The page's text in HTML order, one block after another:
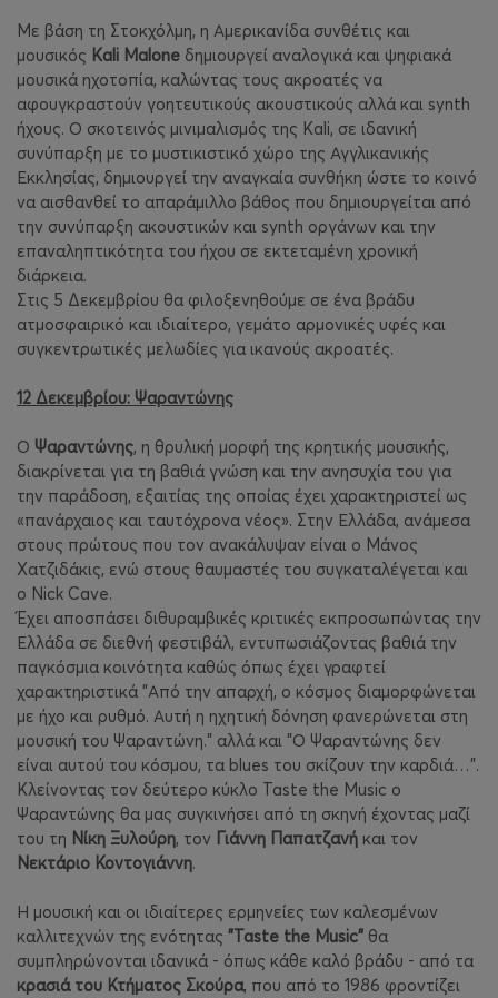
Με βάση τη Στοκχόλμη, η Αμερικανίδα συνθέτις και
μουσικός Kali Malone δημιουργεί αναλογικά και ψηφιακά
μουσικά ηχοτοπία, καλώντας τους ακροατές να
αφουγκραστούν γοητευτικούς ακουστικούς αλλά και synth
ήχους. Ο σκοτεινός μινιμαλισμός της Kali, σε ιδανική
συνύπαρξη με το μυστικιστικό χώρο της Αγγλικανικής
Εκκλησίας, δημιουργεί την αναγκαία συνθήκη ώστε το κοινό
να αισθανθεί το απαράμιλλο βάθος που δημιουργείται από
την συνύπαρξη ακουστικών και synth οργάνων και την
επαναληπτικότητα του ήχου σε εκτεταμένη χρονική
διάρκεια.
Στις 5 Δεκεμβρίου θα φιλοξενηθούμε σε ένα βράδυ
ατμοσφαιρικό και ιδιαίτερο, γεμάτο αρμονικές υφές και
συγκεντρωτικές μελωδίες για ικανούς ακροατές.
12 Δεκεμβρίου: Ψαραντώνης
Ο Ψαραντώνης, η θρυλική μορφή της κρητικής μουσικής,
διακρίνεται για τη βαθιά γνώση και την ανησυχία του για
την παράδοση, εξαιτίας της οποίας έχει χαρακτηριστεί ως
«πανάρχαιος και ταυτόχρονα νέος». Στην Ελλάδα, ανάμεσα
στους πρώτους που τον ανακάλυψαν είναι ο Μάνος
Χατζιδάκις, ενώ στους θαυμαστές του συγκαταλέγεται και
ο Nick Cave.
Έχει αποσπάσει διθυραμβικές κριτικές εκπροσωπώντας την
Ελλάδα σε διεθνή φεστιβάλ, εντυπωσιάζοντας βαθιά την
παγκόσμια κοινότητα καθώς όπως έχει γραφτεί
χαρακτηριστικά "Από την απαρχή, ο κόσμος διαμορφώνεται
με ήχο και ρυθμό. Αυτή η ηχητική δόνηση φανερώνεται στη
μουσική του Ψαραντώνη." αλλά και "Ο Ψαραντώνης δεν
είναι αυτού του κόσμου, τα blues του σκίζουν την καρδιά…".
Κλείνοντας τον δεύτερο κύκλο Taste the Music ο
Ψαραντώνης θα μας συγκινήσει από τη σκηνή έχοντας μαζί
του τη Νίκη Ξυλούρη, τον Γιάννη Παπατζανή και τον
Νεκτάριο Κοντογιάννη.
Η μουσική και οι ιδιαίτερες ερμηνείες των καλεσμένων
καλλιτεχνών της ενότητας "Taste the Music" θα
συμπληρώνονται ιδανικά - όπως κάθε καλό βράδυ - από τα
κρασιά του Κτήματος Σκούρα, που από το 1986 φροντίζει